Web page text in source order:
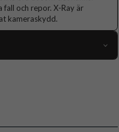
och repor. X-Ray är
kameraskydd.
Trådlös laddning-kompatibel